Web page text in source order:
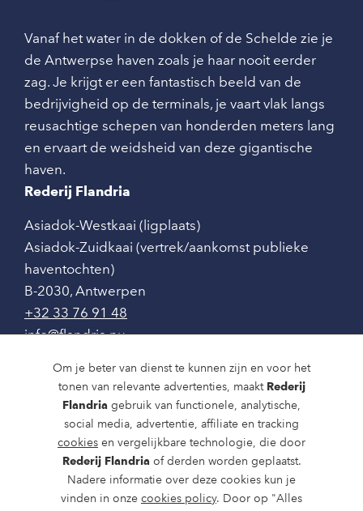
Om je beter van dienst te kunnen zijn en voor het
tonen van relevante advertenties, maakt Rederij
Flandria gebruik van functionele, analytische,
social media, advertentie, affiliate en tracking
cookies en vergelijkbare technologie, die door
Rederij Flandria of derden worden geplaatst.
Nadere informatie over deze cookies kun je
vinden in onze cookies policy. Door op "Alles
Vanaf het water in de dokken of de Schelde zie je
de Antwerpse haven zoals je haar nooit eerder
zag. Je krijgt er een fantastisch beeld van de
bedrijvigheid op de terminals, je vaart vlak langs
reusachtige schepen van honderden meters lang
en ervaart de weidsheid van deze gigantische
haven.
Rederij Flandria
Asiadok-Westkaai (ligplaats)
Asiadok-Zuidkaai (vertrek/aankomst publieke
haventochten)
B-2030, Antwerpen
+32 33 76 91 48
info@flandria.nu
Contact
Vaaragenda
Rondvaarten en dagtochten
Nieuws
Over ons